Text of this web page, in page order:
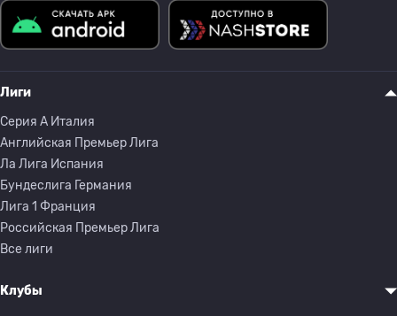
Лиги
Серия A Италия
Английская Премьер Лига
Ла Лига Испания
Бундеслига Германия
Лига 1 Франция
Российская Премьер Лига
Все лиги
Клубы